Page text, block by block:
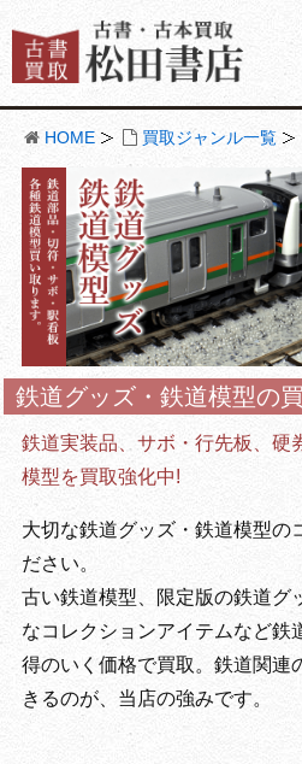
HOME 買取ジャンル一覧
鉄道グッズ・鉄道模型の
鉄道実装品、サボ・行先板、硬
模型を買取強化中!
大切な鉄道グッズ・鉄道模型の
ださい。
古い鉄道模型、限定版の鉄道グ
なコレクションアイテムなど鉄
得のいく価格で買取。鉄道関連
きるのが、当店の強みです。